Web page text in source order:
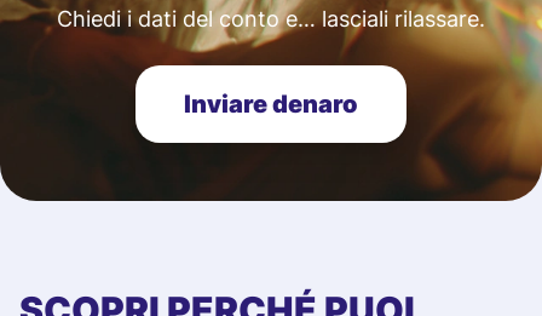
Chiedi i dati del conto e… lasciali rilassare.
Inviare denaro